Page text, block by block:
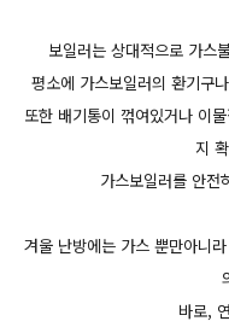
보일러는 상대적으로 가스
평소에 가스보일러의 환기구
또한 배기통이 꺾여있거나 이
지
가스보일러를 안
겨울 난방에는 가스 뿐만아니
바로,